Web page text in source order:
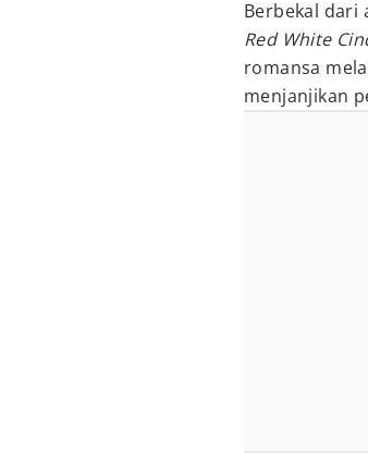
Berbekal dari
Red White
romansa
menjanjikan